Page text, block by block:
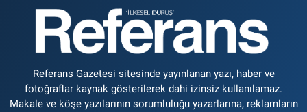
Referans Gazetesi sitesinde yayınlanan yazı, haber ve
fotoğraflar kaynak gösterilerek dahi izinsiz kullanılamaz.
Makale ve köşe yazılarının sorumluluğu yazarlarına, reklamların